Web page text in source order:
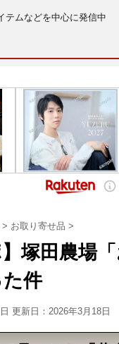
テムなどを中心に発信中
> お取り寄せ品 >
】塚田農場
件
更新日： 2026年3月18日